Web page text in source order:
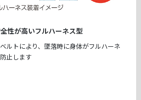
性が高いフルハーネス型
ルトにより、墜落時に身体がフルハーネ
止します